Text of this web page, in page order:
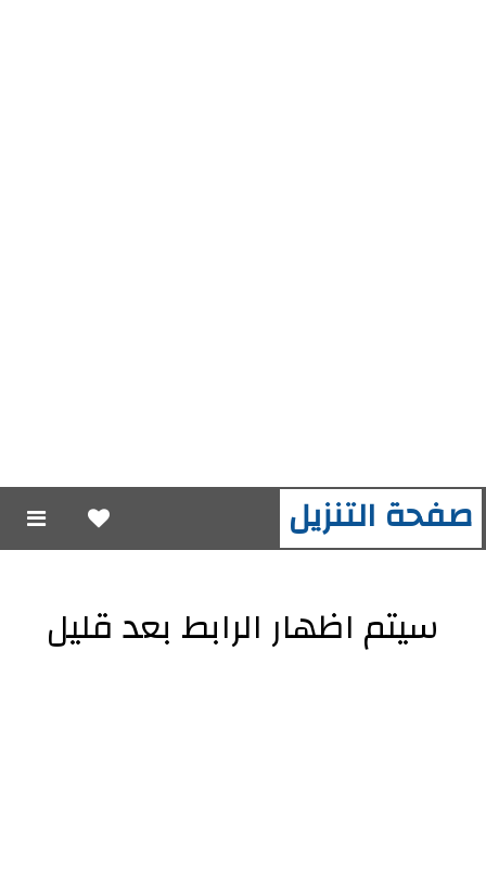
صفحة التنزيل
سيتم اظهار الرابط بعد قليل